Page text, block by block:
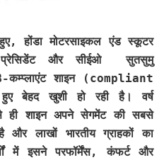
हुए,होंडा मोटरसाइकल एंड स्कूटर
और सीईओ सुतसुमु
शाइन (compliant
बेहद खुशी हो रही है। वर्ष
ही शाइन अपने सेगमेंट की सबसे
और लाखों भारतीय ग्राहकों का
में इसने परफॉर्मेंस, कंफर्ट और